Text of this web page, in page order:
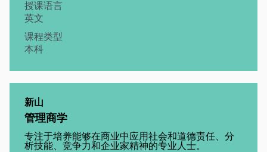
授课语言
英文
课程类型
本科
新山
管理商学
专注于培养能够在商业中应用社会和道德责任、分
析技能、竞争力和企业家精神的专业人士。